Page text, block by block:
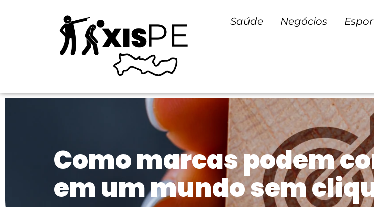
Saúde Negócios
Como marcas podem
em um mundo sem